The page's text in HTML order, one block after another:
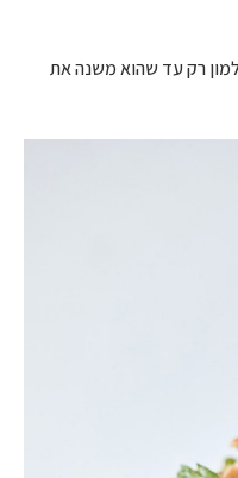
רק עד שהוא משנה את